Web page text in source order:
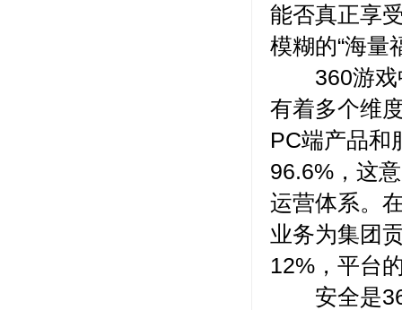
能否真正享
模糊的“海量
360游戏中
有着多个维
PC端产品和
96.6%，这
运营体系。
业务为集团
12%，平台
安全是360